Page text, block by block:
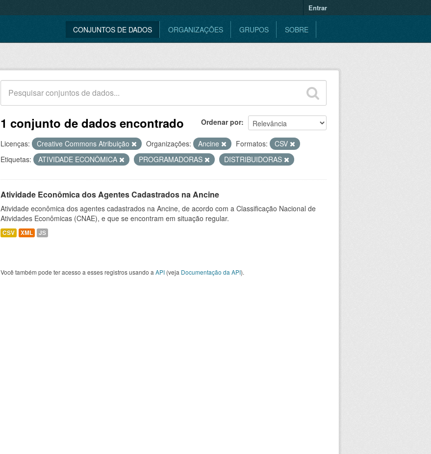
Entrar
CONJUNTOS DE DADOS ORGANIZAÇÕES GRUPOS SOBRE
Ordenar por
1 conjunto de dados encontrado
Licenças: Creative Commons Atribuição Organizações: Ancine Formatos:
CSV
Etiquetas:
ATIVIDADE ECONÔMICA PROGRAMADORAS DISTRIBUIDORAS
Atividade Econômica dos Agentes Cadastrados na Ancine
Atividade econômica dos agentes cadastrados na Ancine, de acordo com a Classificação Nacional de
Atividades Econômicas (CNAE), e que se encontram em situação regular.
CSV XML JS
Você também pode ter acesso a esses registros usando a API (veja Documentação da API).